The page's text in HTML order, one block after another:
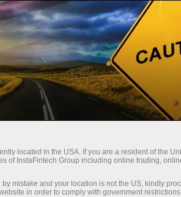
Торгова платформа
Партнерам
located in the USA. If you are a resident of the
of InstaFintech Group including online trading,
mistake and your location is not the US, kindly
in order to comply with government